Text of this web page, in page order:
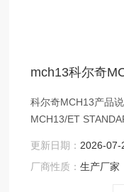
mch13科尔奇
科尔奇MCH13产品
MCH13/ET
性，兼具固定式充气
又具有便携式充气泵
更新日期： 2026-07-
厂商性质：生产厂家